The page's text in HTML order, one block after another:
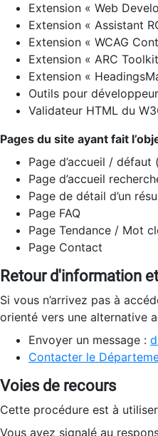
Extension « Web
Extension « Assistant
Extension « WCAG
Extension « ARC
Extension «
Outils pour
Validateur HTML du
Pages du site ayant fait
Page d’accueil / défaut
Page d’accueil
Page de détail d’un
Page FAQ
Page Tendance / Mot
Page Contact
Retour d'information
Si vous n’arrivez pas à
orienté vers une alternative
Envoyer un message :
Contacter le
Voies de recours
Cette procédure est à
Vous avez signalé au